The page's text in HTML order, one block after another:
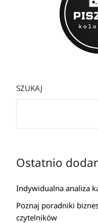
SZUKAJ
Ostatnio
Indywidualna analiza
Poznaj poradniki
czytelników